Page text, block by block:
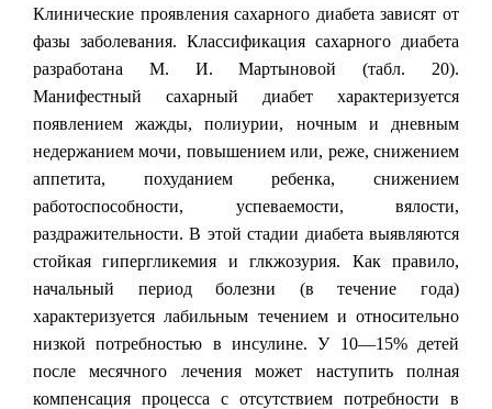
Клинические проявления сахарного диабета зависят от
фазы заболевания. Классификация сахарного диабета
разработана М. И. Мартыновой (табл. 20).
Манифестный сахарный диабет характеризуется
появлением жажды, полиурии, ночным и дневным
недержанием мочи, повышением или, реже, снижением
аппетита, похуданием ребенка, снижением
работоспособности, успеваемости, вялости,
раздражительности. В этой стадии диабета выявляются
стойкая гипергликемия и глкжозурия. Как правило,
начальный период болезни (в течение года)
характеризуется лабильным течением и относительно
низкой потребностью в инсулине. У 10—15% детей
после месячного лечения может наступить полная
компенсация процесса с отсутствием потребности в